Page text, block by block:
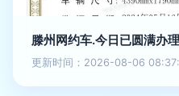
滕州网约车.今日已圆满办
更新时间：2026-08-06